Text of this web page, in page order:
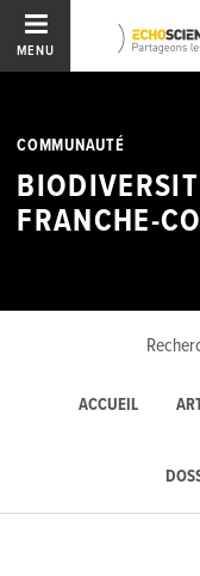
MENU
COMMUNAUTÉ
FRANCHE-
ACCUEIL